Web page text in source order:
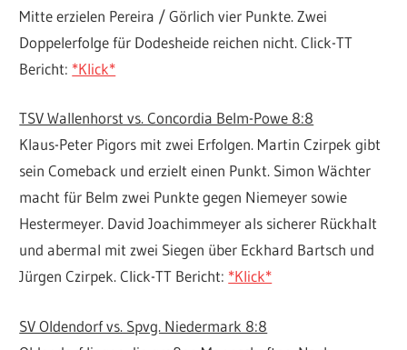
Mitte erzielen Pereira / Görlich vier Punkte. Zwei
Doppelerfolge für Dodesheide reichen nicht. Click-TT
Bericht: *Klick*
TSV Wallenhorst vs. Concordia Belm-Powe 8:8
Klaus-Peter Pigors mit zwei Erfolgen. Martin Czirpek gibt
sein Comeback und erzielt einen Punkt. Simon Wächter
macht für Belm zwei Punkte gegen Niemeyer sowie
Hestermeyer. David Joachimmeyer als sicherer Rückhalt
und abermal mit zwei Siegen über Eckhard Bartsch und
Jürgen Czirpek. Click-TT Bericht: *Klick*
SV Oldendorf vs. Spvg. Niedermark 8:8